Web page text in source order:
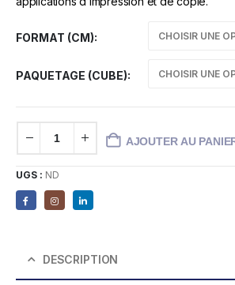
FORMAT (CM)
PAQUETAGE (CUBE)
AJOUTER AU
UGS : ND
DESCRIPTION